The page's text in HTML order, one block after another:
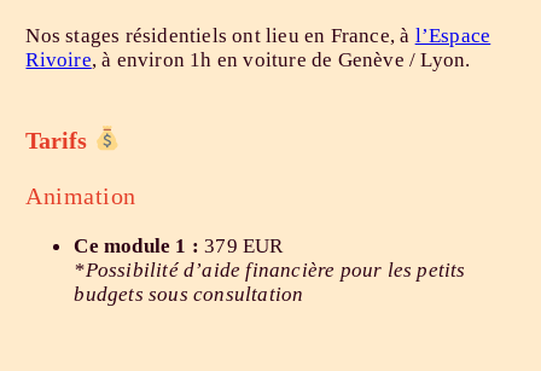
Nos stages résidentiels ont lieu en France, à l’Espace
Rivoire, à environ 1h en voiture de Genève / Lyon.
Tarifs
Animation
Ce module 1 :379 EUR
*Possibilité d’aide financière pour les petits
budgets sous consultation